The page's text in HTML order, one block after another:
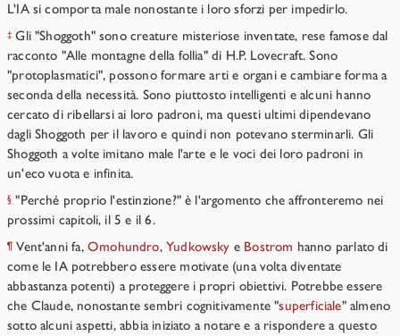
L'IA si comporta male nonostante i loro sforzi per impedirlo.
‡ Gli "Shoggoth" sono creature misteriose inventate, rese famose dal
racconto "Alle montagne della follia" di H.P. Lovecraft. Sono
"protoplasmatici", possono formare arti e organi e cambiare forma a
seconda della necessità. Sono piuttosto intelligenti e alcuni hanno
cercato di ribellarsi ai loro padroni, ma questi ultimi dipendevano
dagli Shoggoth per il lavoro e quindi non potevano sterminarli. Gli
Shoggoth a volte imitano male l'arte e le voci dei loro padroni in
un'eco vuota e infinita.
§ "Perché proprio l'estinzione?" è l'argomento che affronteremo nei
prossimi capitoli, il 5 e il 6.
¶ Vent'anni fa, Omohundro, Yudkowsky e Bostrom hanno parlato di
come le IA potrebbero essere motivate (una volta diventate
abbastanza potenti) a proteggere i propri obiettivi. Potrebbe essere
che Claude, nonostante sembri cognitivamente "superficiale" almeno
sotto alcuni aspetti, abbia iniziato a notare e a rispondere a questo